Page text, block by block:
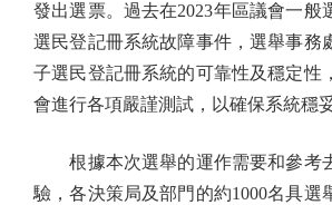
發出選票。過去在2023年區議會一般
選民登記冊系統故障事件，選舉事務
子選民登記冊系統的可靠性及穩定性
會進行各項嚴謹測試，以確保系統穩妥
根據本次選舉的運作需要和參考
驗，各決策局及部門的約1000名具選